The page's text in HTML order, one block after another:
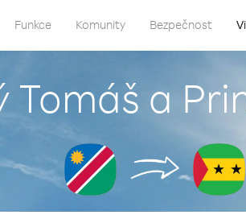
Funkce Komunity Bezpečnost
Tomáš a